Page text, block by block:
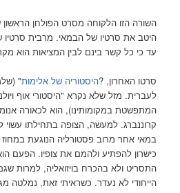
השורה הזו הלקוחה מסרט הפולחן הראשון
היטב את סרטיו של הבמאי. מרבית סרטיו
עד כי כל קשר בינם לבין המציאות הוא
סרטו האחרון, ?היסטוריה של אלימות"
לעברית. מזל שלא נקרא "היסטורי אוף
המתפשטת במקומותינו), הוא לכאורה
קרוננברג. למעשה, הצופה בתחילתו
במאי אחר מרוב פסטורליה הנוגעת
כישרון להפתיע ולהמם את צופיו. הפעם
התסריט ולא בהכרח בויזואליה, למרות
הייחודי לא נעדר. כשראיתי זאת, נמלטה